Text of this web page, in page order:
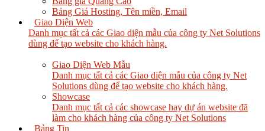
Bảng Giá Hosting, Tên miền, Email
Giao Diện Web
Danh mục tất cả các Giao diện mẫu của công ty Net Solutions
dùng để tạo website cho khách hàng.
Giao Diện Web Mẫu
Danh mục tất cả các Giao diện mẫu của công ty Net
Solutions dùng để tạo website cho khách hàng.
Showcase
Danh mục tất cả các showcase hay dự án website đã
làm cho khách hàng của công ty Net Solutions
Bảng Tin